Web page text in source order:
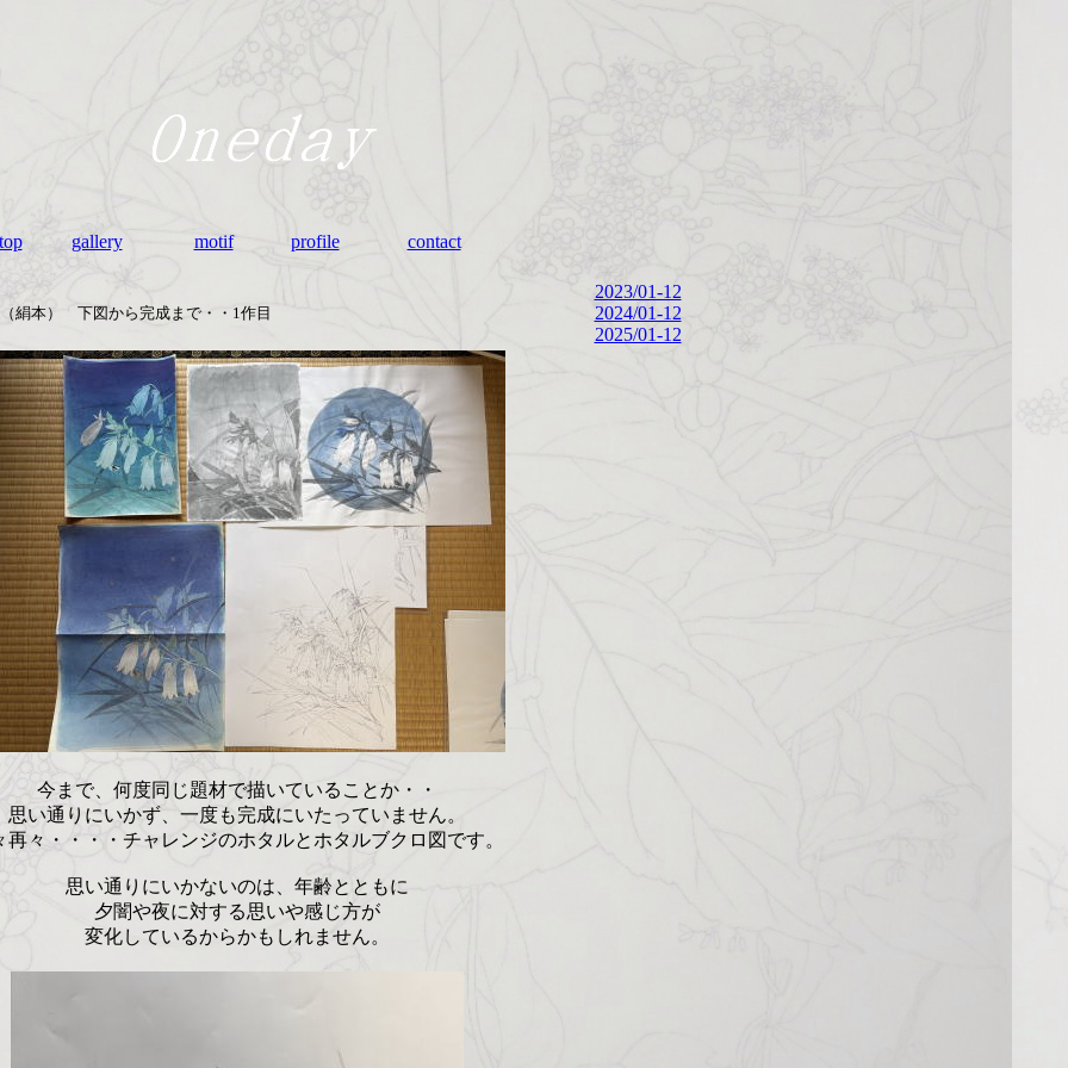
gallery motif profile contact
絹本） 下図から完成まで・・1作目
2023/01-12
2024/01-12
2025/01-12
今まで、何度同じ題材で描いていることか・・
思い通りにいかず、一度も完成にいたっていません。
再々・・・・チャレンジのホタルとホタルブクロ図です。
思い通りにいかないのは、年齢とともに
夕闇や夜に対する思いや感じ方が
変化しているからかもしれません。